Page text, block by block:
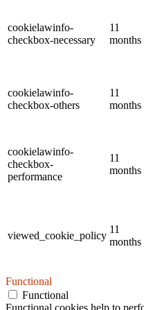
cookielawinfo-
checkbox-necessary
11
months
cookielawinfo-
checkbox-others
11
months
cookielawinfo-
checkbox-
performance
11
months
viewed_cookie_policy
11
months
Functional
Functional
Functional cookies help to